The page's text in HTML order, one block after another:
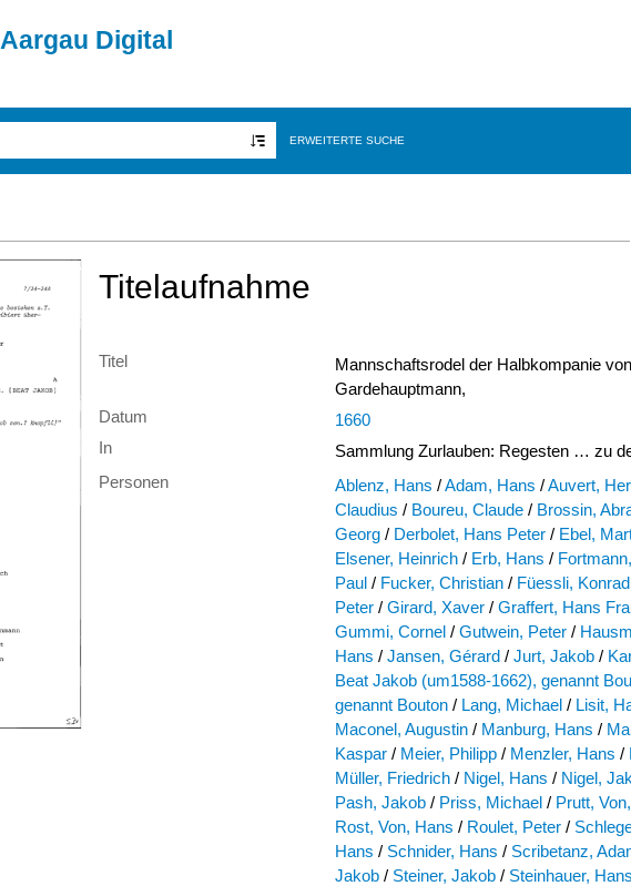
Aargau Digital
ERWEITERTE SUCHE
Titelaufnahme
Titel
Mannschaftsrodel der Halbkompanie
Gardehauptmann,
Datum
1660
In
Sammlung Zurlauben: Regesten … zu
Personen
Ablenz, Hans /Adam, Hans /Auvert,
Claudius / Boureu, Claude / Brossin,
Georg / Derbolet, Hans Peter / Ebel,
Elsener, Heinrich / Erb, Hans /
Paul / Fucker, Christian / Füessli, Konrad
Peter / Girard, Xaver / Graffert, Hans
Gummi, Cornel / Gutwein, Peter /
Hans / Jansen, Gérard / Jurt, Jakob /
Beat Jakob (um1588-1662), genannt
genannt Bouton / Lang, Michael / Lisit,
Maconel, Augustin / Manburg, Hans /
Kaspar / Meier, Philipp / Menzler, Hans /
Müller, Friedrich / Nigel, Hans / Nigel,
Pash, Jakob / Priss, Michael / Prutt,
Rost, Von, Hans / Roulet, Peter /
Hans / Schnider, Hans / Scribetanz,
Jakob / Steiner, Jakob / Steinhauer, Hans